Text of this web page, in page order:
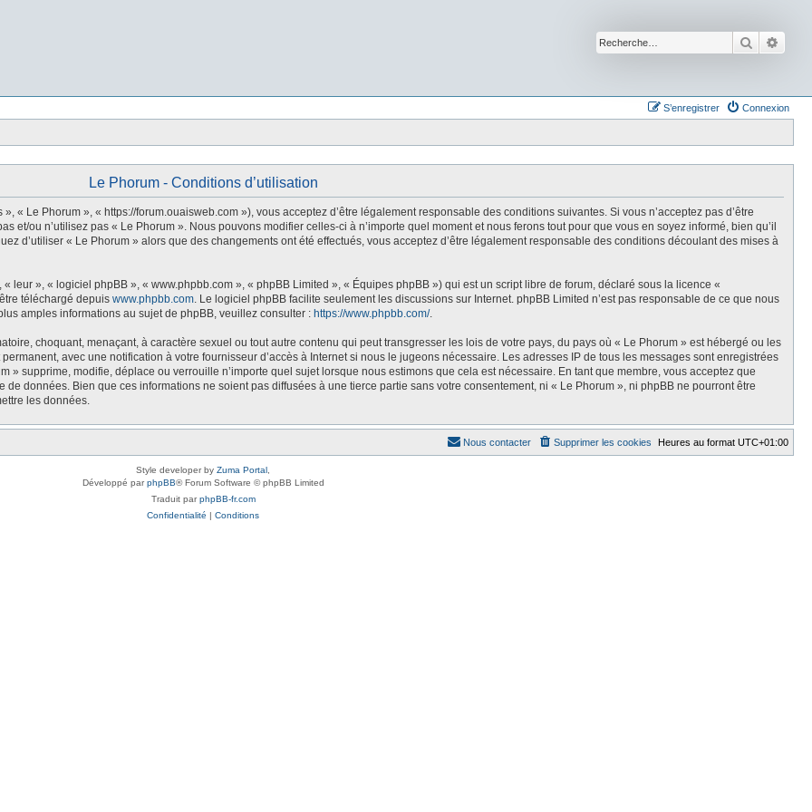
Connexion
S’enregistrer
Le Phorum - Conditions d’utilisation
« Le Phorum », « https://forum.ouaisweb.com »), vous acceptez d’être légalement responsable des conditions suivantes. Si vous n’acceptez pas d’être
et/ou n’utilisez pas « Le Phorum ». Nous pouvons modifier celles-ci à n’importe quel moment et nous ferons tout pour que vous en soyez informé, bien qu’il
d’utiliser « Le Phorum » alors que des changements ont été effectués, vous acceptez d’être légalement responsable des conditions découlant des mises à
leur », « logiciel phpBB », « www.phpbb.com », « phpBB Limited », « Équipes phpBB ») qui est un script libre de forum, déclaré sous la licence «
téléchargé depuis www.phpbb.com. Le logiciel phpBB facilite seulement les discussions sur Internet. phpBB Limited n’est pas responsable de ce que nous
amples informations au sujet de phpBB, veuillez consulter : https://www.phpbb.com/.
choquant, menaçant, à caractère sexuel ou tout autre contenu qui peut transgresser les lois de votre pays, du pays où « Le Phorum » est hébergé ou les
avec une notification à votre fournisseur d’accès à Internet si nous le jugeons nécessaire. Les adresses IP de tous les messages sont enregistrées
» supprime, modifie, déplace ou verrouille n’importe quel sujet lorsque nous estimons que cela est nécessaire. En tant que membre, vous acceptez que
données. Bien que ces informations ne soient pas diffusées à une tierce partie sans votre consentement, ni « Le Phorum », ni phpBB ne pourront être
les données.
Heures au format UTC+01:00
Supprimer les cookies
Nous contacter
Style developer by Zuma Portal
Développé parphpBB® Forum Software © phpBB Limited
Traduit parphpBB-fr.com
Confidentialité | Conditions